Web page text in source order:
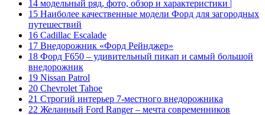
14 модельный ряд, фото, обзор и характеристики |
15 Наиболее качественные модели Форд для загородных
путешествий
16 Cadillac Escalade
17 Внедорожник «Форд Рейнджер»
18 Форд F650 – удивительный пикап и самый большой
внедорожник
19 Nissan Patrol
20 Chevrolet Tahoe
21 Строгий интерьер 7-местного внедорожника
22 Желанный Ford Ranger – мечта современников